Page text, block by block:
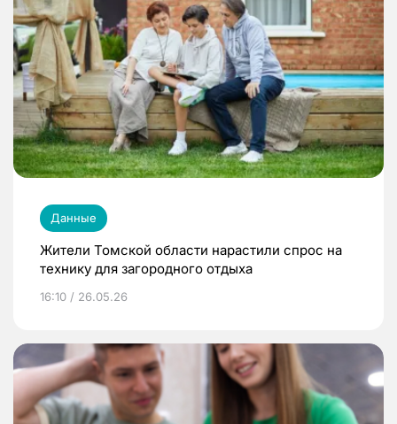
Данные
Жители Томской области нарастили спрос на
технику для загородного отдыха
16:10 / 26.05.26